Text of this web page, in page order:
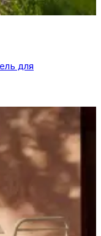
для